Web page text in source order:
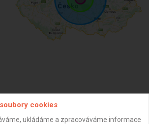
z portálu ARES dne 31.12.2024 00:45:07
cookies
ukládáme a zpracováváme informace